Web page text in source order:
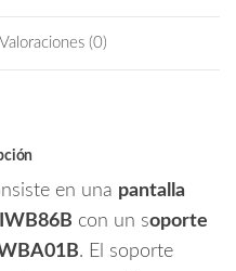
Valoraciones (0)
en una pantalla
IWB86B con un soporte
. El soporte